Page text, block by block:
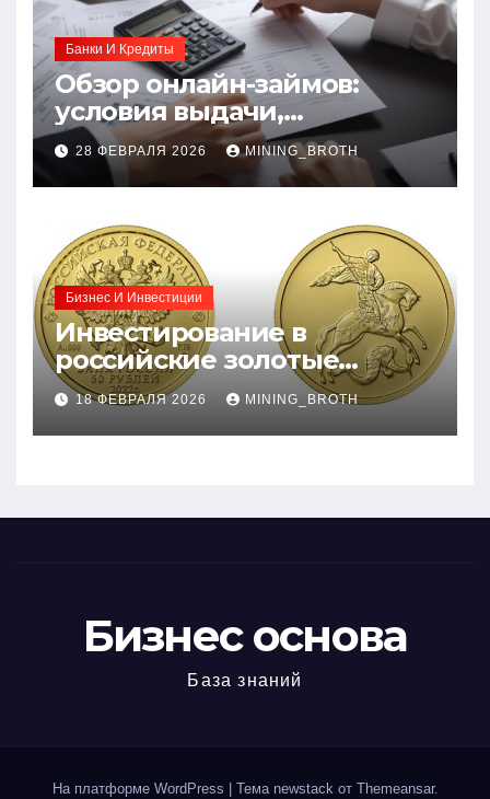
Банки И Кредиты
Обзор онлайн-займов:
условия выдачи,
процентные ставки и
требования к заемщикам
28 ФЕВРАЛЯ 2026 MINING_BROTH
Бизнес И Инвестиции
Инвестирование в
российские золотые
монеты: подробное
руководство
18 ФЕВРАЛЯ 2026 MINING_BROTH
Бизнес основа
База знаний
На платформе WordPress Тема newstack от Themeansar.